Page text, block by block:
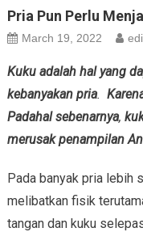
Pria Pun Perlu
March 19, 2022
Kuku adalah hal yang
kebanyakan pria.
Padahal sebenarnya,
merusak penampilan
Pada banyak pria lebih
melibatkan fisik
tangan dan kuku